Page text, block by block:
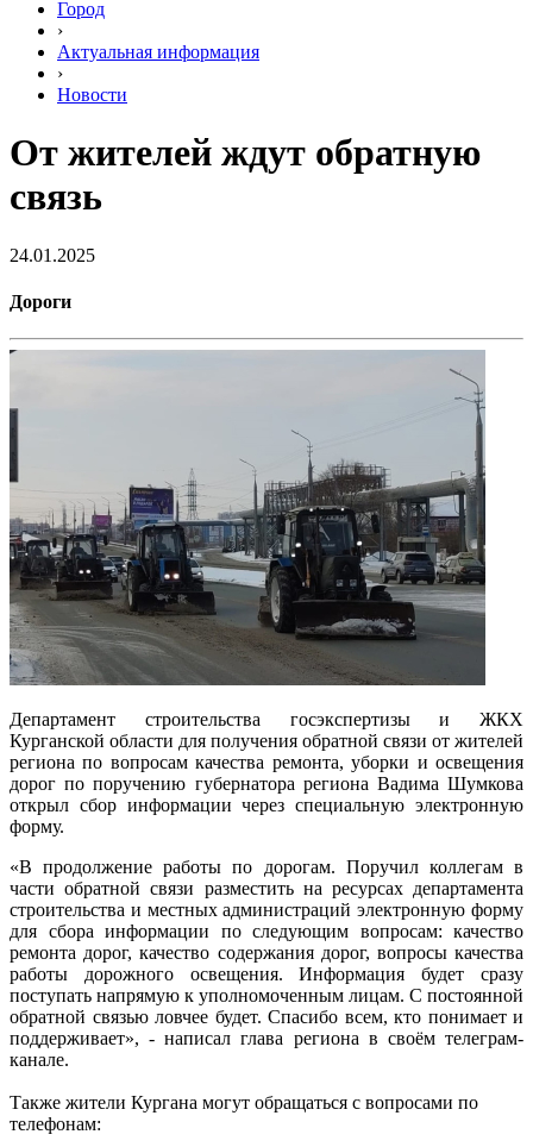
Город
›
Актуальная информация
›
Новости
От жителей ждут обратную
связь
24.01.2025
Дороги
Департамент строительства госэкспертизы и ЖКХ
Курганской области для получения обратной связи от жителей
региона по вопросам качества ремонта, уборки и освещения
дорог по поручению губернатора региона Вадима Шумкова
открыл сбор информации через специальную электронную
форму.
«В продолжение работы по дорогам. Поручил коллегам в
части обратной связи разместить на ресурсах департамента
строительства и местных администраций электронную форму
для сбора информации по следующим вопросам: качество
ремонта дорог, качество содержания дорог, вопросы качества
работы дорожного освещения. Информация будет сразу
поступать напрямую к уполномоченным лицам. С постоянной
обратной связью ловчее будет. Спасибо всем, кто понимает и
поддерживает», - написал глава региона в своём телеграм-
канале.
Также жители Кургана могут обращаться с вопросами по
телефонам: